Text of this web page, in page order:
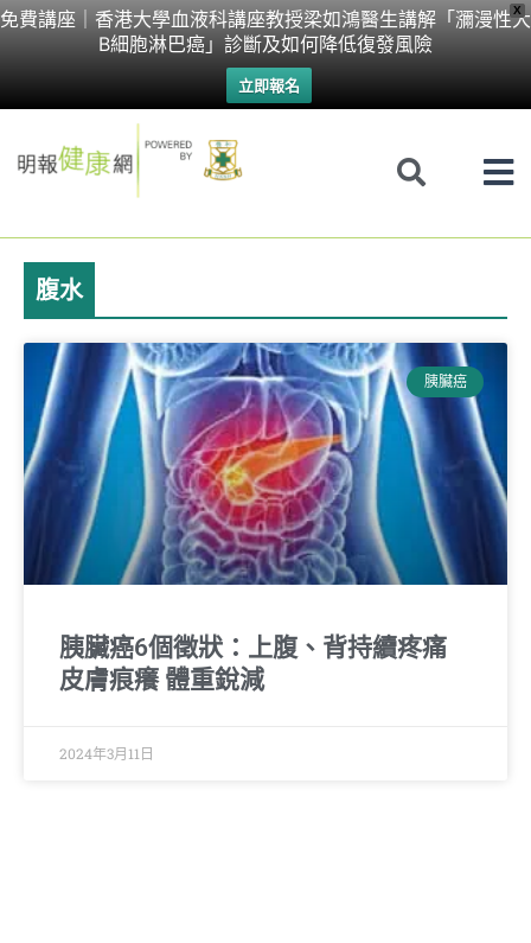
X
免費講座｜香港大學血液科講座教授梁如鴻醫生講解「瀰漫性大
B細胞淋巴癌」診斷及如何降低復發風險
立即報名
Skip
腹水
胰臟癌
胰臟癌6個徵狀：上腹、背持續疼痛
皮膚痕癢 體重銳減
2024年3月11日